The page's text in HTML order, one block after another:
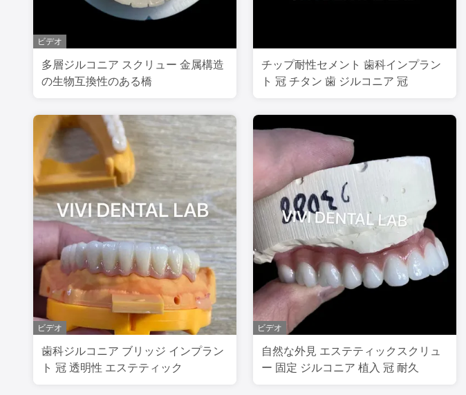
ビデオ
多層ジルコニア スクリュー 金属構造
の生物互換性のある橋
チップ耐性セメント 歯科インプラン
ト 冠 チタン 歯 ジルコニア 冠
ビデオ
歯科ジルコニア ブリッジ インプラン
ト 冠 透明性 エステティック
ビデオ
自然な外見 エステティックスクリュ
ー 固定 ジルコニア 植入 冠 耐久